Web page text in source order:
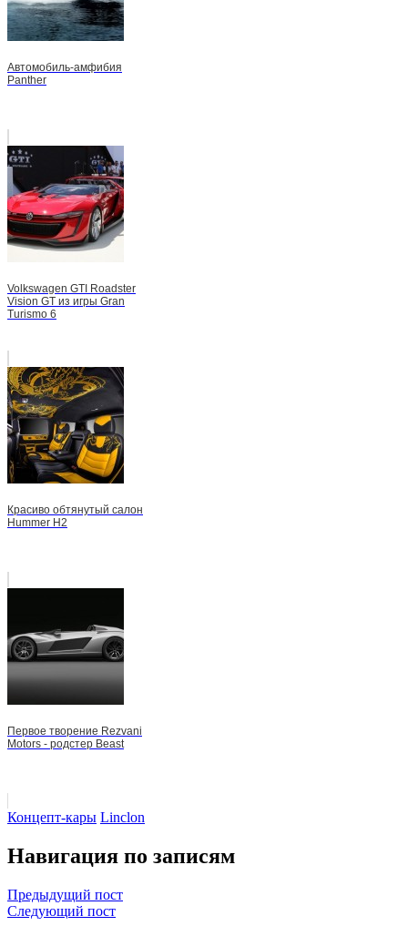
Автомобиль-амфибия
Panther
Volkswagen GTI Roadster
Vision GT из игры Gran
Turismo 6
Красиво обтянутый салон
Hummer H2
Первое творение Rezvani
Motors - родстер Beast
Концепт-кары Linclon
Навигация по записям
Предыдущий пост
Следующий пост